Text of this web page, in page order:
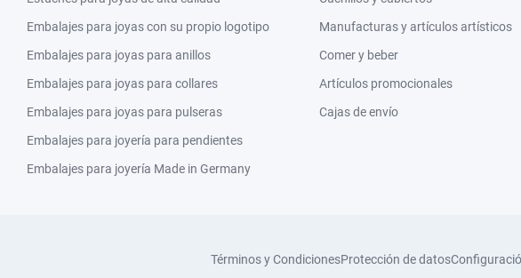
Embalajes para joyas con su propio logotipo
Embalajes para joyas para anillos
Embalajes para joyas para collares
Embalajes para joyas para pulseras
Embalajes para joyería para pendientes
Embalajes para joyería Made in Germany
Manufacturas y artículos artísticos
Comer y beber
Artículos promocionales
Cajas de envío
Términos y CondicionesProtección de datos